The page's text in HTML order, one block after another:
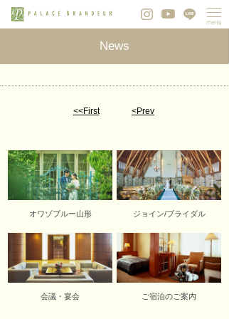
News
<<First <Prev
オワゾブルー山形 ジョイン/ブライダル
会議・宴会 ご宿泊のご案内